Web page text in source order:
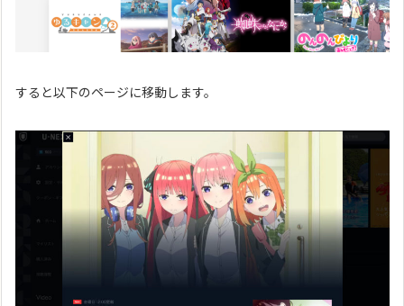
すると以下のページに移動します。